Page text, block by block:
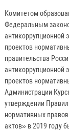
Комитетом
Федеральным
антикоррупционной
проектов
правительства
антикоррупционной
проектов
Администрации
утверждении
нормативных
актов» в 2019 году